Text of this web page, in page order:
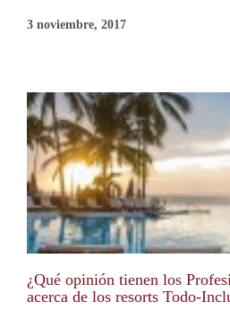
3 noviembre, 2017
¿Qué opinión tienen los
acerca de los resorts Todo-